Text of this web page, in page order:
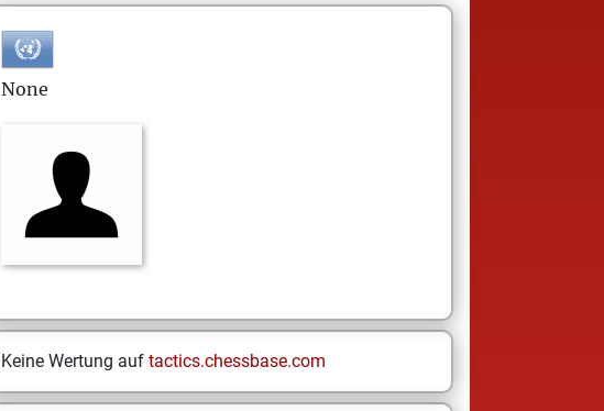
None
Keine Wertung auf tactics.chessbase.com